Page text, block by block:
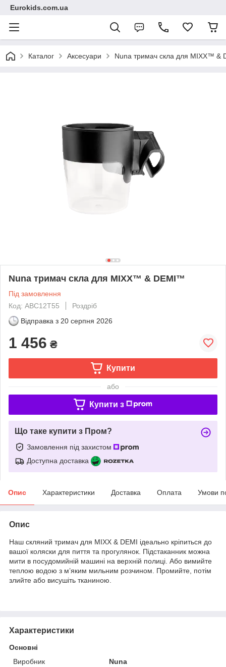
Eurokids.com.ua
Каталог Аксесуари Nuna тримач скла для MIXX™ &
Nuna тримач скла для MIXX™ & DEMI™
Під замовлення
Код: ABC12T55
Роздріб
Відправка з 20 серпня 2026
1 456 ₴
Купити
або
Купити з
Що таке купити з Пром?
Замовлення під захистом
Доступна доставка
Опис Характеристики Доставка Оплата Умови
Опис
Наш скляний тримач для MIXX & DEMI ідеально кріпиться до
вашої коляски для пиття та прогулянок. Підстаканник можна
мити в посудомийній машині на верхній полиці. Або вимийте
теплою водою з м’яким мильним розчином. Промийте, потім
злийте або висушіть тканиною.
Характеристики
Основні
Виробник
Nuna